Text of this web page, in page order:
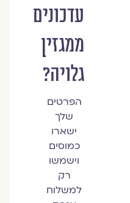
עדכונים
ממגזין
גלויה?
הפרטים
שלך
ישארו
כמוסים
וישמשו
רק
למשלוח